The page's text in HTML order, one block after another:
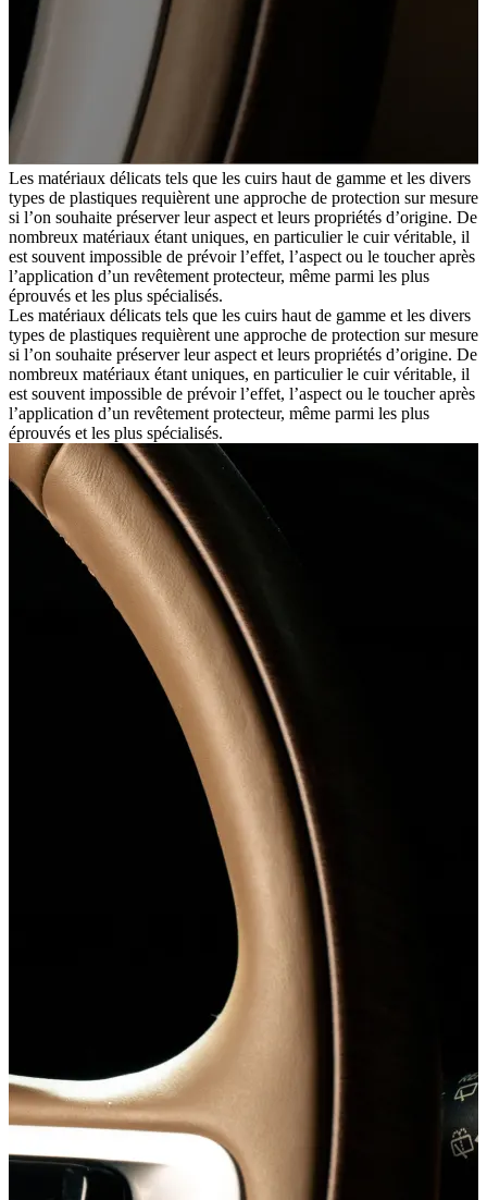
Les matériaux délicats tels que les cuirs haut de gamme et les divers
types de plastiques requièrent une approche de protection sur mesure
si l’on souhaite préserver leur aspect et leurs propriétés d’origine. De
nombreux matériaux étant uniques, en particulier le cuir véritable, il
est souvent impossible de prévoir l’effet, l’aspect ou le toucher après
l’application d’un revêtement protecteur, même parmi les plus
éprouvés et les plus spécialisés.
Les matériaux délicats tels que les cuirs haut de gamme et les divers
types de plastiques requièrent une approche de protection sur mesure
si l’on souhaite préserver leur aspect et leurs propriétés d’origine. De
nombreux matériaux étant uniques, en particulier le cuir véritable, il
est souvent impossible de prévoir l’effet, l’aspect ou le toucher après
l’application d’un revêtement protecteur, même parmi les plus
éprouvés et les plus spécialisés.